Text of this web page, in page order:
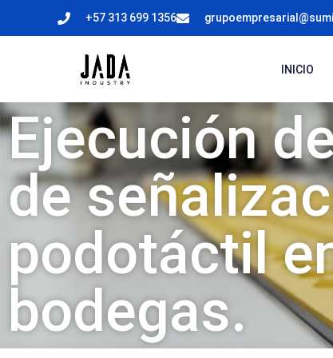
+57 313 699 1356
INICIO
Ejecución
de
podotáctil
bodegas.